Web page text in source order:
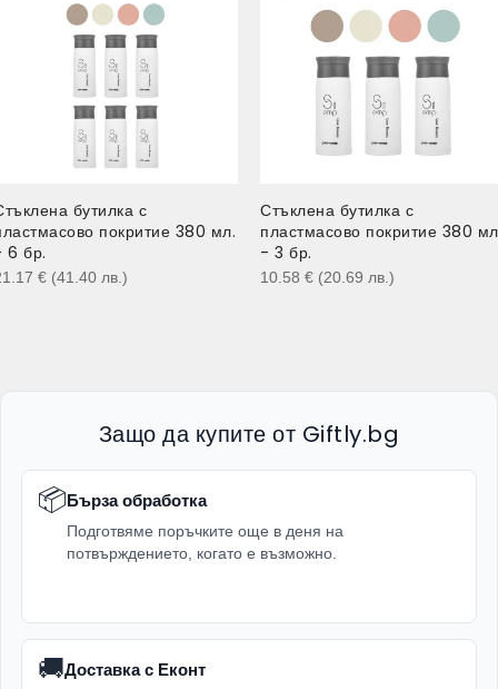
бутилка с
покритие 380 мл.
6 бр.
€ (41.40 лв. )
Стъклена бутилка с
пластмасово покритие 380
- 3 бр.
10.58 € (20.69 лв. )
Защо да купите от Giftly.bg
📦Бърза обработка
Подготвяме поръчките още в деня на
потвърждението, когато е възможно.
🚚Доставка с Еконт